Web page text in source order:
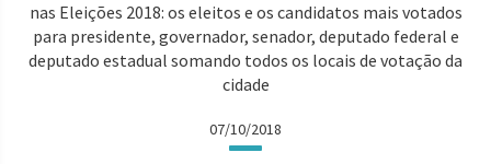
nas Eleições 2018: os eleitos e os candidatos mais votados
para presidente, governador, senador, deputado federal e
deputado estadual somando todos os locais de votação da
cidade
07/10/2018